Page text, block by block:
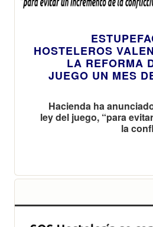
HOSTELEROS
LA REFORMA
JUEGO UN MES
Hacienda ha
ley del juego, “para
la